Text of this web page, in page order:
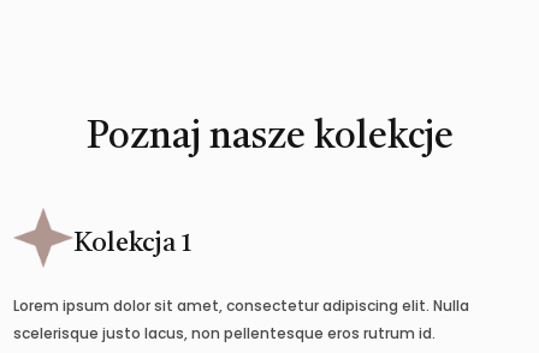
Poznaj nasze kolekcje
Kolekcja 1
Lorem ipsum dolor sit amet, consectetur adipiscing elit. Nulla
scelerisque justo lacus, non pellentesque eros rutrum id.